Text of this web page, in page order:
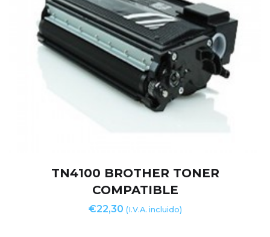
TN4100 BROTHER TONER
COMPATIBLE
€22,30 (I.V.A. incluido)